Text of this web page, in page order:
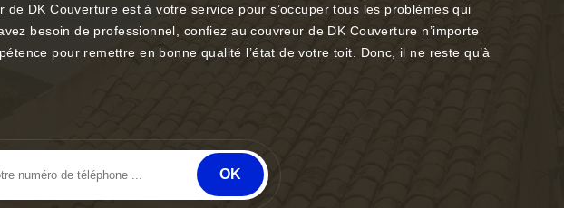
DK Couverture est à votre service pour s’occuper tous les problèmes qui
besoin de professionnel, confiez au couvreur de DK Couverture n’importe
pour remettre en bonne qualité l’état de votre toit. Donc, il ne reste qu’à